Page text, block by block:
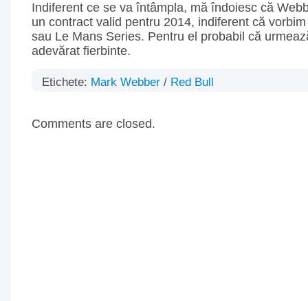
Indiferent ce se va întâmpla, mă îndoiesc că
un contract valid pentru 2014, indiferent că
sau Le Mans Series. Pentru el probabil că
adevărat fierbinte.
Etichete: Mark Webber / Red Bull
Comments are closed.